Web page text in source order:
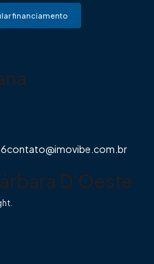
financiamento
contato@imovibe.com.br
D'Oeste